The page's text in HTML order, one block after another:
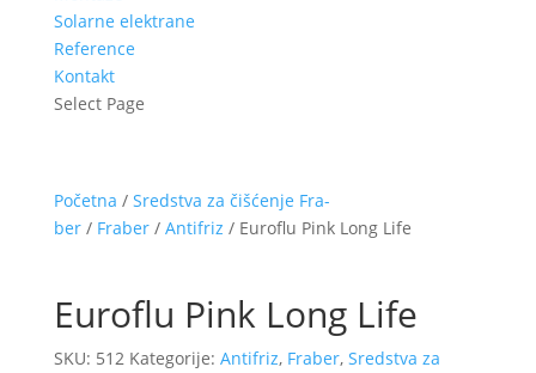
Solarne elektrane
Reference
Kontakt
Select Page
Početna / Sredstva za čišćenje Fra-
ber/ Fraber/ Antifriz / Euroflu Pink Long Life
Euroflu Pink Long Life
SKU: 512 Kategorije: Antifriz, Fraber, Sredstva za